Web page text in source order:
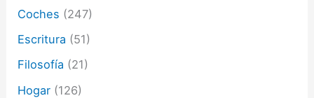
Coches (247)
Escritura (51)
Filosofía (21)
Hogar (126)